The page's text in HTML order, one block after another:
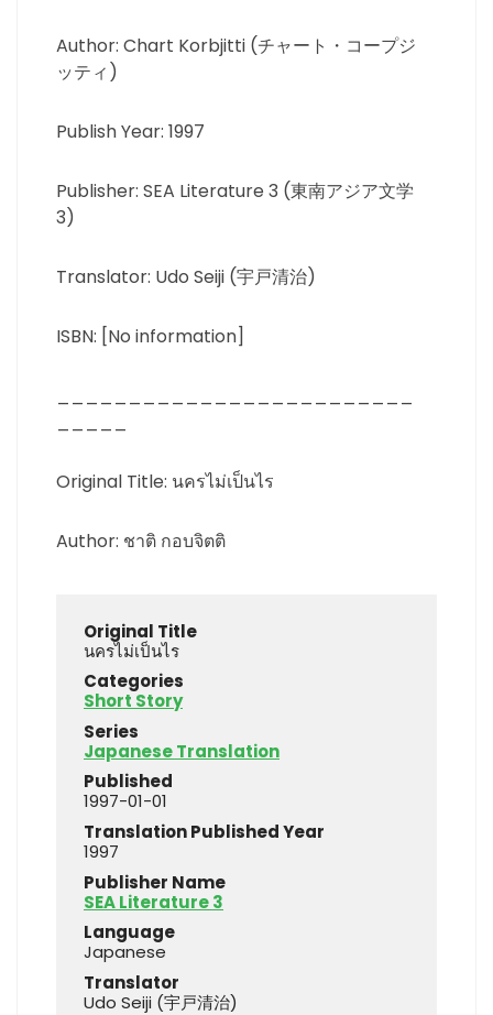
Author: Chart Korbjitti (チャート・コープジ
ッティ)
Publish Year: 1997
Publisher: SEA Literature 3 (東南アジア文学
3)
Translator: Udo Seiji (宇戸清治)
ISBN: [No information]
Original Title: นครไม่เป็นไร
Author: ชาติ กอบจิตติ
Original Title
นครไม่เป็นไร
Categories
Short Story
Series
Japanese Translation
Published
1997-01-01
Translation Published Year
1997
Publisher Name
SEA Literature 3
Language
Japanese
Translator
Udo Seiji (宇戸清治)